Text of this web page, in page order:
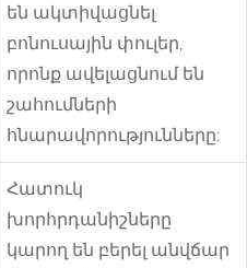
են ակտիվացնել
բոնուսային փուլեր,
որոնք ավելացնում են
շահումների
հնարավորությունները:
Հատուկ
խորհրդանիշները
կարող են բերել անվճար